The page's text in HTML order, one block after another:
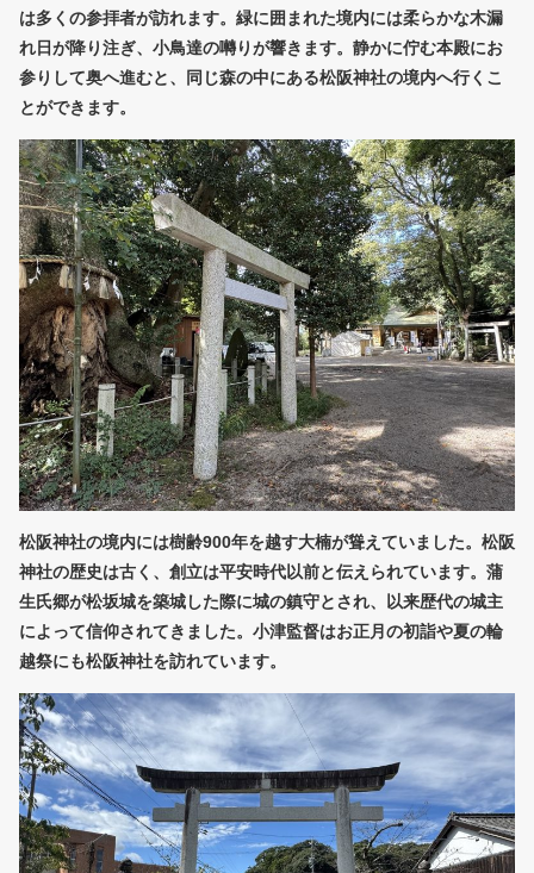
は多くの参拝者が訪れます。緑に囲まれた境内には柔らかな木漏
れ日が降り注ぎ、小鳥達の囀りが響きます。静かに佇む本殿にお
参りして奥へ進むと、同じ森の中にある松阪神社の境内へ行くこ
とができます。
松阪神社の境内には樹齢900年を越す大楠が聳えていました。松阪
神社の歴史は古く、創立は平安時代以前と伝えられています。蒲
生氏郷が松坂城を築城した際に城の鎮守とされ、以来歴代の城主
によって信仰されてきました。小津監督はお正月の初詣や夏の輪
越祭にも松阪神社を訪れています。